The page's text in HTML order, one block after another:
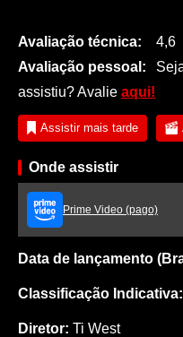
Avaliação técnica: 4,6
Avaliação pessoal:
assistiu? Avalie aqui!
Assistir mais tarde
Onde assistir
Prime Video (pago)
Data de lançamento
Classificação Indicativa:
Diretor: Ti West